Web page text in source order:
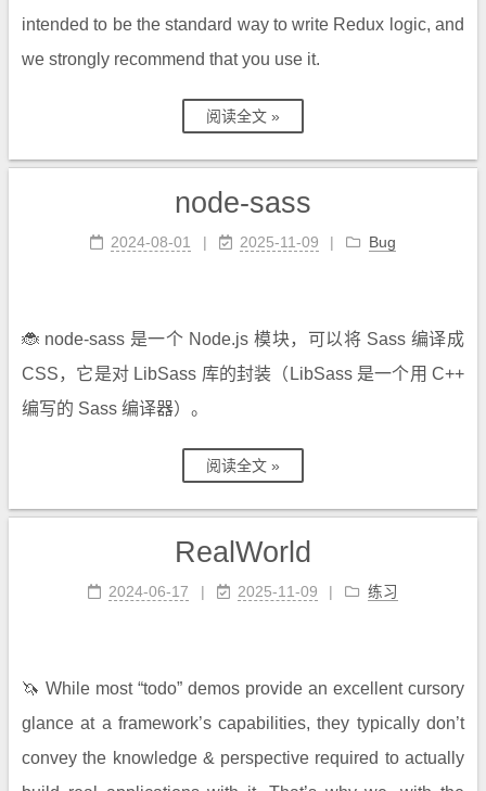
intended to be the standard way to write Redux logic, and
we strongly recommend that you use it.
阅读全文 »
node-sass
2024-08-01 2025-11-09 Bug
🐞 node-sass 是一个 Node.js 模块，可以将 Sass 编译成
CSS，它是对 LibSass 库的封装（LibSass 是一个用 C++
编写的 Sass 编译器）。
阅读全文 »
RealWorld
2024-06-17 2025-11-09 练习
🦄 While most “todo” demos provide an excellent cursory
glance at a framework’s capabilities, they typically don’t
convey the knowledge & perspective required to actually